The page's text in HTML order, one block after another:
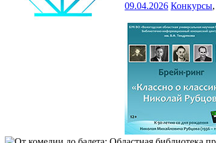
09.04.2026 Конкурсы,